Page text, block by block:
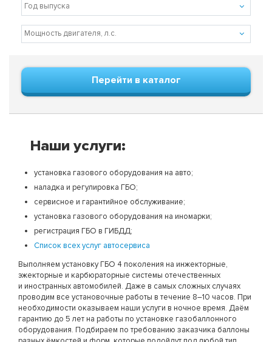
Перейти в каталог
Наши услуги:
установка газового оборудования на авто;
наладка и регулировка ГБО;
сервисное и гарантийное обслуживание;
установка газового оборудования на иномарки;
регистрация ГБО в ГИБДД;
Список всех услуг автосервиса
Выполняем установку ГБО 4 поколения на инжекторные,
эжекторные и карбюраторные системы отечественных
и иностранных автомобилей. Даже в самых сложных случаях
проводим все установочные работы в течение 8–10 часов. При
необходимости оказываем наши услуги в ночное время. Даём
гарантию до 5 лет на работы по установке газобаллонного
оборудования. Подбираем по требованию заказчика баллоны